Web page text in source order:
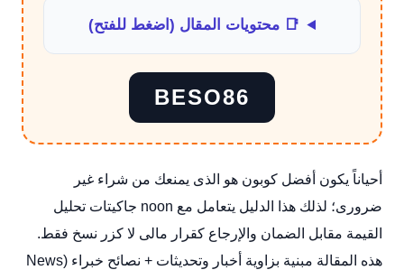
📑 محتويات المقال (اضغط للفتح)
BESO86
أحياناً يكون أفضل كوبون هو الذى يمنعك من شراء غير
ضرورى؛ لذلك هذا الدليل يتعامل مع noon جاكيتات تحليل
القيمة مقابل الضمان والإرجاع كقرار مالى لا كزر نسخ فقط.
هذه المقالة مبنية بزاوية أخبار وتحديثات + نصائح خبراء (News